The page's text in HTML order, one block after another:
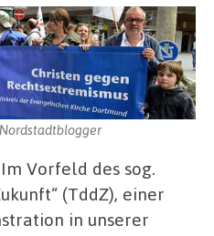
Vorfeld des sog.
(TddZ), einer
in unserer